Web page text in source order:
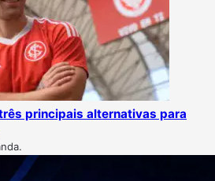
principais alternativas para